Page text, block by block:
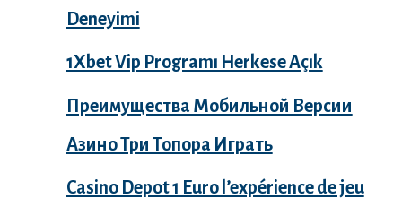
Deneyimi
1Xbet Vip Programı Herkese Açık
Преимущества Мобильной Версии
Азино Три Топора Играть
Casino Depot 1 Euro l’expérience de jeu